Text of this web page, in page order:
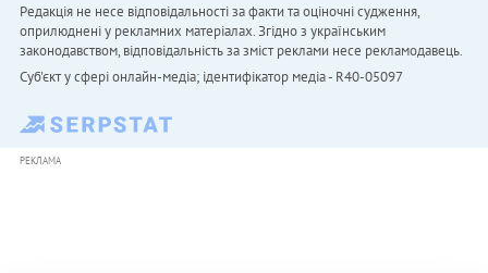
Редакція не несе відповідальності за факти та оціночні судження,
оприлюднені у рекламних матеріалах. Згідно з українським
законодавством, відповідальність за зміст реклами несе рекламодавець.
Cуб'єкт у сфері онлайн-медіа; ідентифікатор медіа - R40-05097
РЕКЛАМА